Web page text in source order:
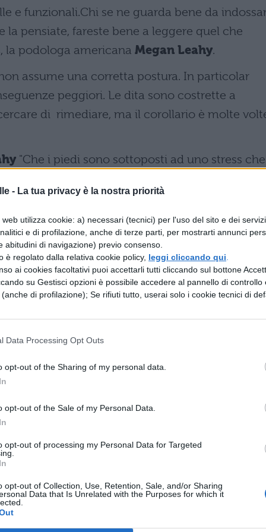
- La tua privacy è la nostra priorità
utilizza cookie: a) necessari (tecnici) per l'uso del sito e dei
e di profilazione, anche di terze parti, per mostrarti annunci
abitudini di navigazione) previo consenso.
è regolato dalla relativa cookie policy, leggi cliccando qui
ai cookies facoltativi puoi accettarli tutti cliccando sul bottone
su Gestisci opzioni è possibile accedere al pannello di controllo
di profilazione); Se rifiuti tutto, userai solo i cookie tecnici di
Data Processing Opt Outs
opt-out of the Sharing of my personal data.
opt-out of the Sale of my Personal Data.
opt-out of processing my Personal Data for Targeted
opt-out of Collection, Use, Retention, Sale, and/or Sharing
Data that Is Unrelated with the Purposes for which it
e funzionali.Chi se ne guarda bene da
pensiate, fareste bene a leggere quel che
la podologa americana Megan Leahy.
assume una corretta postura. In particolar
peggiori. Le dita sono costrette a
di rimediare, ma il corollario è molte
"Che i piedi sono sottoposti ad uno stress
protagoniste dell'estate. Basti pensare che in
cento milioni di paia. Nonostante tutto, i
economiche e comode, ma causano danni
anche le infradito ed i tacchi alti. Ecco
professor
"Io consiglio di indossare solo calzature
tra tallone e punta".